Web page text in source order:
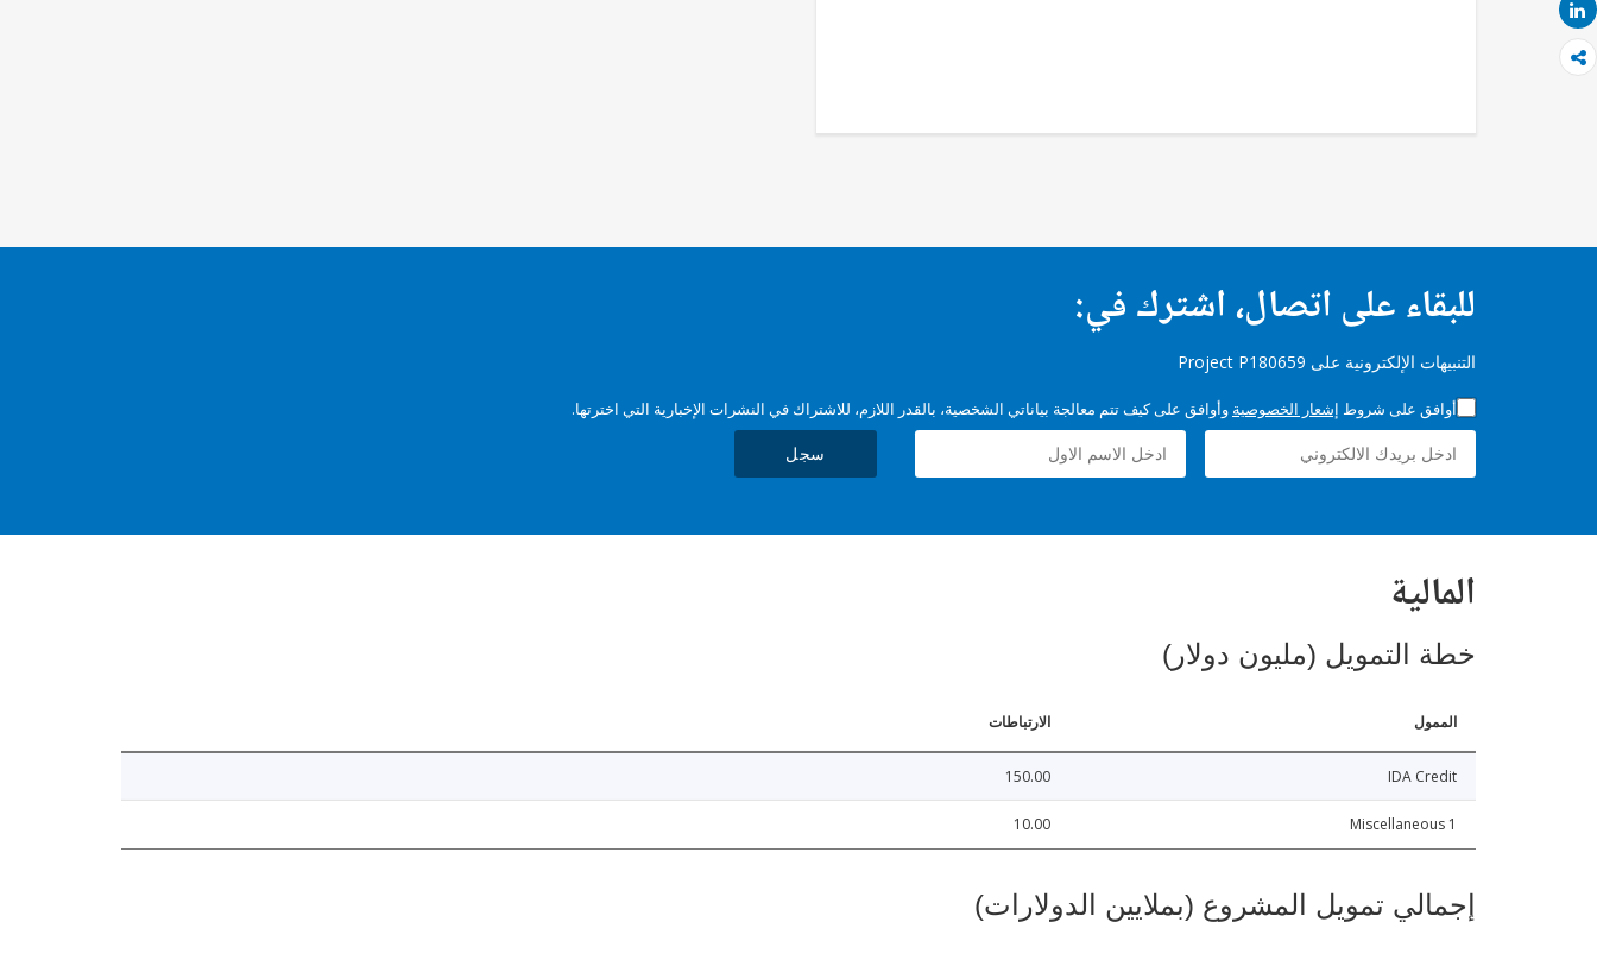
Share
للبقاء على اتصال، اشترك في:
التنبيهات الإلكترونية على Project P180659
أوافق على شروط إشعار الخصوصية وأوافق على كيف تتم معالجة بياناتي الشخصية، بالقدر اللازم، للاشتراك في النشرات الإخبارية التي اخترتها.
سجل
المالية
خطة التمويل (مليون دولار)
الممول الارتباطات
IDA Credit
150.00
Miscellaneous 1
10.00
إجمالي تمويل المشروع (بملايين الدولارات)